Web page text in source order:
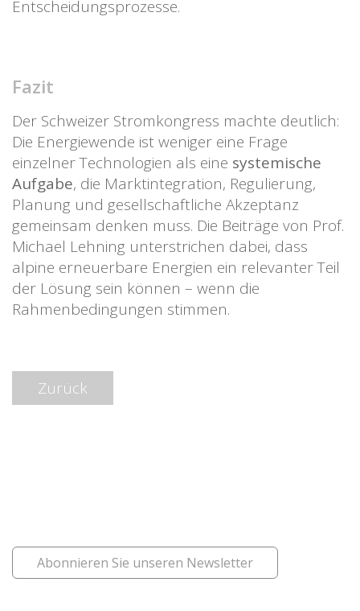
Entscheidungsprozesse.
Fazit
Der Schweizer Stromkongress machte deutlich:
Die Energiewende ist weniger eine Frage
einzelner Technologien als eine systemische
Aufgabe, die Marktintegration, Regulierung,
Planung und gesellschaftliche Akzeptanz
gemeinsam denken muss. Die Beiträge von Prof.
Michael Lehning unterstrichen dabei, dass
alpine erneuerbare Energien ein relevanter Teil
der Lösung sein können – wenn die
Rahmenbedingungen stimmen.
Zurück
Abonnieren Sie unseren Newsletter